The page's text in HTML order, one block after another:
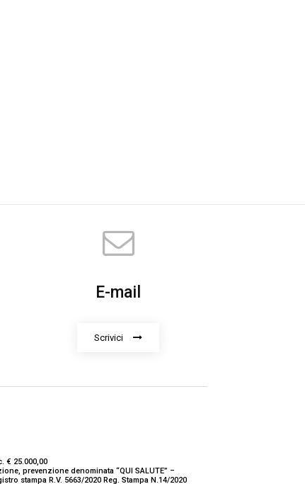
E-mail
Scrivici
€ 25.000,00
prevenzione denominata “QUI SALUTE” –
stampa R.V. 5663/2020 Reg. Stampa N.14/2020